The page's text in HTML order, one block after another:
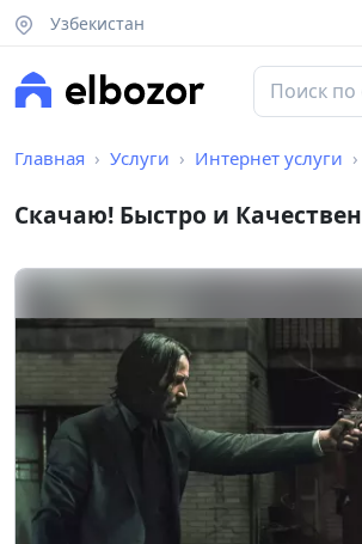
Узбекистан
Главная Услуги Интернет услуги
Скачаю! Быстро и